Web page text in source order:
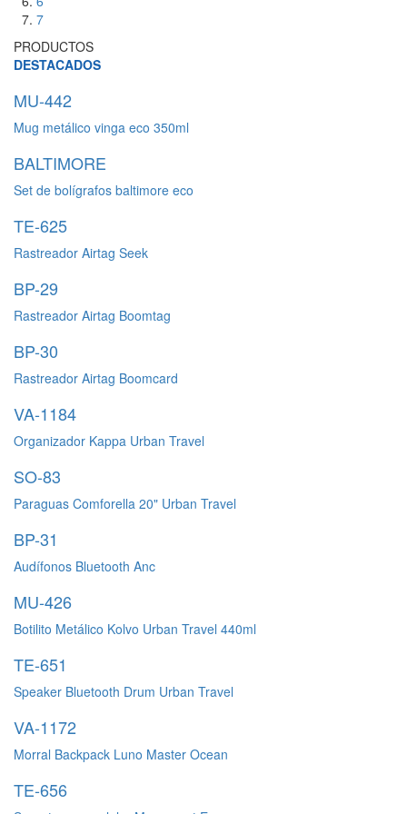
7
PRODUCTOS
DESTACADOS
MU-442
Mug metálico vinga eco 350ml
BALTIMORE
Set de bolígrafos baltimore eco
TE-625
Rastreador Airtag Seek
BP-29
Rastreador Airtag Boomtag
BP-30
Rastreador Airtag Boomcard
VA-1184
Organizador Kappa Urban Travel
SO-83
Paraguas Comforella 20" Urban Travel
BP-31
Audífonos Bluetooth Anc
MU-426
Botilito Metálico Kolvo Urban Travel 440ml
TE-651
Speaker Bluetooth Drum Urban Travel
VA-1172
Morral Backpack Luno Master Ocean
TE-656